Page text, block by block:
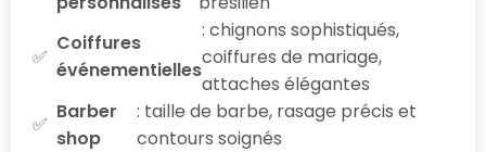
Coiffures
événementielles
: chignons sophistiqués,
coiffures de mariage,
attaches élégantes
Barber
shop
: taille de barbe, rasage précis et
contours soignés